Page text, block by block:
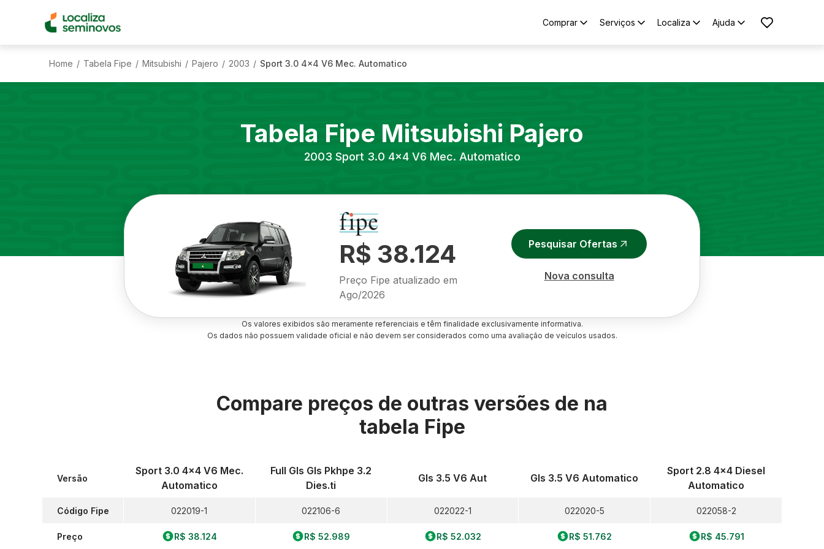
Comprar Serviços Localiza Ajuda
Home / Tabela Fipe / Mitsubishi / Pajero / 2003 / Sport 3.0 4x4 V6 Mec. Automatico
Tabela Fipe Mitsubishi Pajero
2003 Sport 3.0 4x4 V6 Mec. Automatico
R$ 38.124
Preço Fipe atualizado em
Ago/2026
Pesquisar Ofertas
Nova consulta
Os valores exibidos são meramente referenciais e têm finalidade exclusivamente informativa.
Os dados não possuem validade oficial e não devem ser considerados como uma avaliação de veículos usados.
Compare preços de outras versões de na
tabela Fipe
Versão
Código Fipe
Preço
Sport 3.0 4x4 V6 Mec.
Automatico
022019-1
R$ 38.124
Full Gls Gls Pkhpe 3.2
Dies.ti
022106-6
R$ 52.989
Gls 3.5 V6 Aut
022022-1
R$ 52.032
Gls 3.5 V6 Automatico
022020-5
R$ 51.762
Sport 2.8 4x4 Diesel
Automatico
022058-2
R$ 45.791